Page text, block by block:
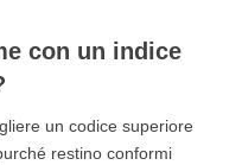
con un indice
un codice superiore
restino conformi